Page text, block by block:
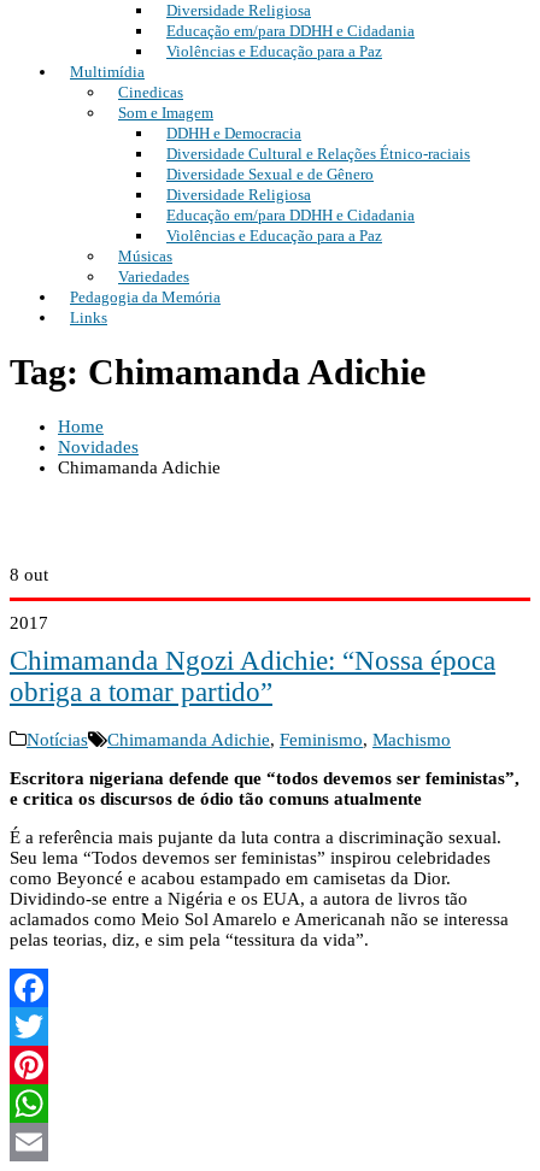
Diversidade Religiosa
Educação em/para DDHH e Cidadania
Violências e Educação para a Paz
Multimídia
Cinedicas
Som e Imagem
DDHH e Democracia
Diversidade Cultural e Relações Étnico-raciais
Diversidade Sexual e de Gênero
Diversidade Religiosa
Educação em/para DDHH e Cidadania
Violências e Educação para a Paz
Músicas
Variedades
Pedagogia da Memória
Links
Tag: Chimamanda Adichie
Home
Novidades
Chimamanda Adichie
8 out
2017
Chimamanda Ngozi Adichie: “Nossa época
obriga a tomar partido”
Notícias Chimamanda Adichie, Feminismo, Machismo
Escritora nigeriana defende que “todos devemos ser feministas”,
e critica os discursos de ódio tão comuns atualmente
É a referência mais pujante da luta contra a discriminação sexual.
Seu lema “Todos devemos ser feministas” inspirou celebridades
como Beyoncé e acabou estampado em camisetas da Dior.
Dividindo-se entre a Nigéria e os EUA, a autora de livros tão
aclamados como Meio Sol Amarelo e Americanah não se interessa
pelas teorias, diz, e sim pela “tessitura da vida”.
Facebook
Twitter
Pinterest
WhatsApp